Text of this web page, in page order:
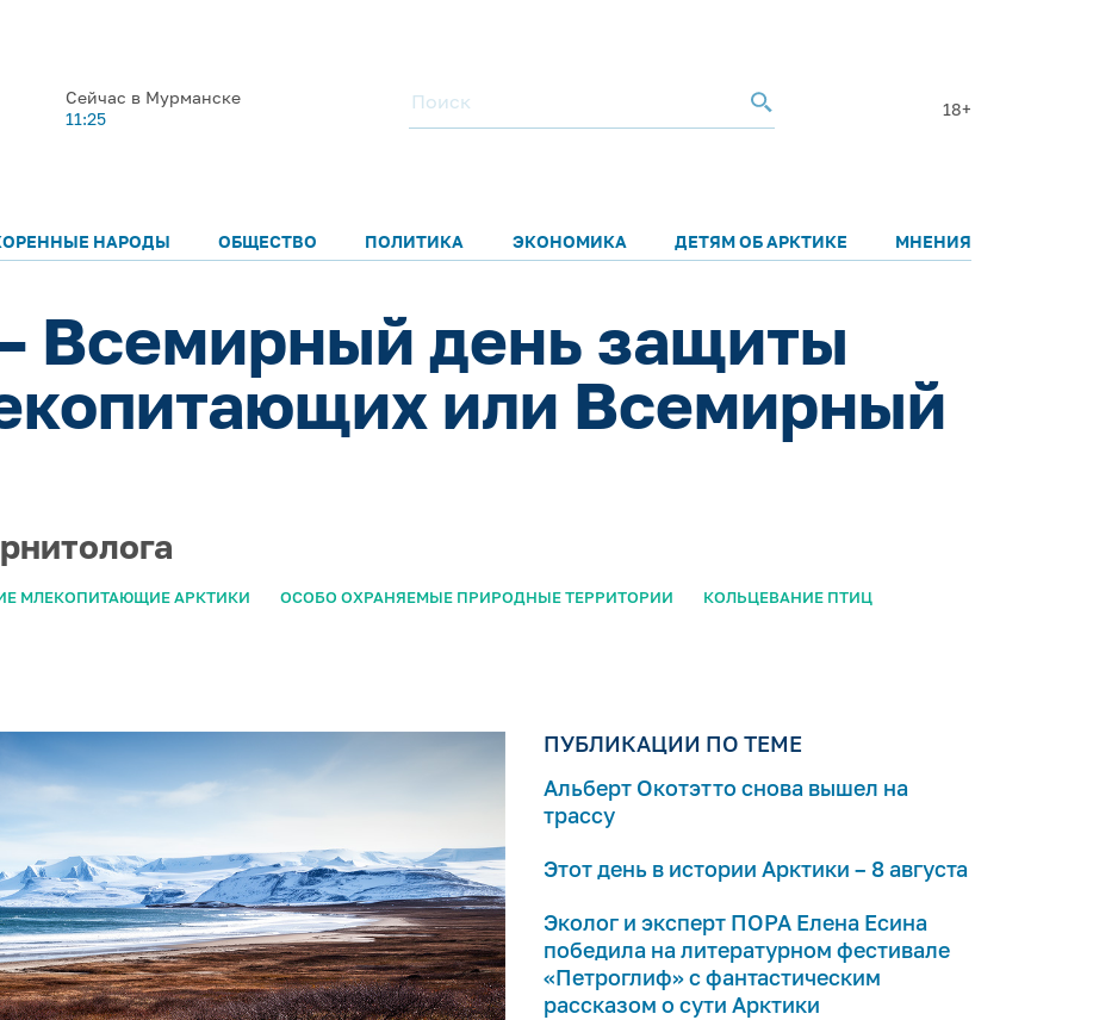
Сейчас в Мурманске
11:25
18+
НАРОДЫ ОБЩЕСТВО ПОЛИТИКА ЭКОНОМИКА ДЕТЯМ ОБ АРКТИКЕ МНЕНИЯ
Всемирный день защиты
или Всемирный
МЛЕКОПИТАЮЩИЕ АРКТИКИ ОСОБО ОХРАНЯЕМЫЕ ПРИРОДНЫЕ ТЕРРИТОРИИ КОЛЬЦЕВАНИЕ ПТИЦ
ПУБЛИКАЦИИ ПО ТЕМЕ
Альберт Окотэтто снова вышел на
трассу
Этот день в истории Арктики – 8 августа
Эколог и эксперт ПОРА Елена Есина
победила на литературном фестивале
«Петроглиф» с фантастическим
рассказом о сути Арктики